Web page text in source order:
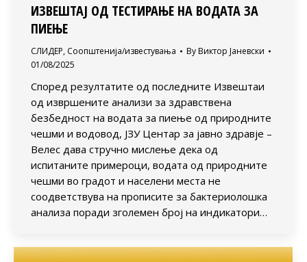
ИЗВЕШТАЈ ОД ТЕСТИРАЊЕ НА ВОДАТА ЗА
ПИЕЊЕ
СЛИДЕР, Соопштенија/известувања By Виктор Јаневски
01/08/2025
Според резултатите од последните Извештаи
од извршените анализи за здравствена
безбедност на водата за пиење од природните
чешми и водовод, ЈЗУ Центар за јавно здравје –
Велес дава стручно мислење дека од
испитаните примероци, водата од природните
чешми во градот и населени места не
соодветствува на прописите за бактериолошка
анализа поради зголемен број на индикатори…